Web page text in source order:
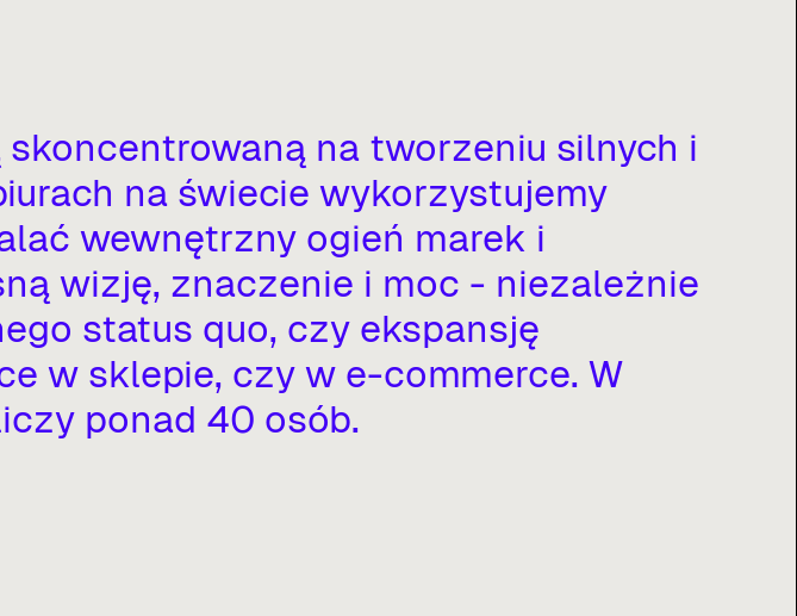
skoncentrowaną na tworzeniu silnych i
na świecie wykorzystujemy
wewnętrzny ogień marek i
wizję, znaczenie i moc - niezależnie
status quo, czy ekspansję
w sklepie, czy w e-commerce. W
ponad 40 osób.